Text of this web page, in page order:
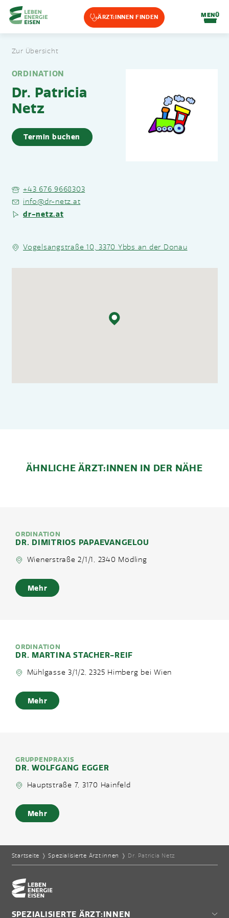
Zum Hauptinhalt springen
MENÜ
ÄRZT:INNEN FINDEN
Home-Eisencheck
Zur Übersicht
ORDINATION
Dr. Patricia
Netz
Termin buchen
+43 676 9668303
info@dr-netz.at
dr-netz.at
Vogelsangstraße 10, 3370 Ybbs an der Donau
ÄHNLICHE ÄRZT:INNEN IN DER NÄHE
ORDINATION
DR. DIMITRIOS PAPAEVANGELOU
Wienerstraße 2/1/1, 2340 Mödling
Mehr
ORDINATION
DR. MARTINA STACHER-REIF
Mühlgasse 3/1/2, 2325 Himberg bei Wien
Mehr
GRUPPENPRAXIS
DR. WOLFGANG EGGER
Hauptstraße 7, 3170 Hainfeld
Mehr
Startseite ❭Spezialisierte Ärzt:innen ❭ Dr. Patricia Netz
Home-Eisencheck
SPEZIALISIERTE ÄRZT:INNEN